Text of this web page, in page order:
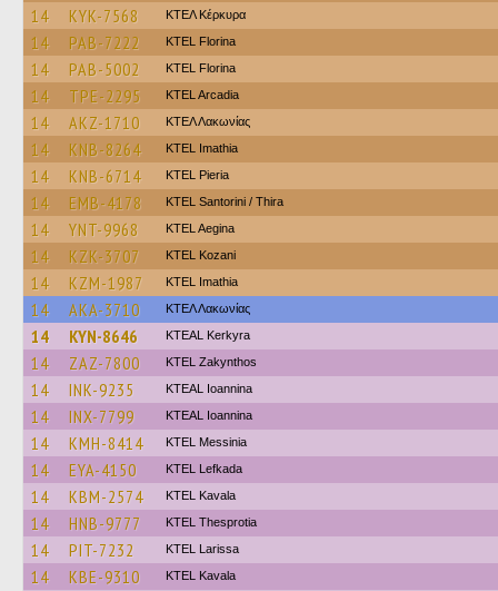
14 KYK-7568 ΚΤΕΛ Κέρκυρα
14 PAB-7222 KTEL Florina
14 PAB-5002 KTEL Florina
14 TPE-2295 KTEL Arcadia
14 AKZ-1710 ΚΤΕΛ Λακωνίας
14 KNB-8264 KTEL Imathia
14 KNB-6714 KTEL Pieria
14 EMB-4178 KTEL Santorini / Thira
14 YNT-9968 KTEL Aegina
14 KZK-3707 ΚΤΕL Kozani
14 KZM-1987 KTEL Imathia
14 AKA-3710 ΚΤΕΛ Λακωνίας
14 KYN-8646 KTEAL Kerkyra
14 ZAZ-7800 KTEL Zakynthos
14 INK-9235 KTEAL Ioannina
14 INX-7799 KTEAL Ioannina
14 KMH-8414 KTEL Messinia
14 EYA-4150 KTEL Lefkada
14 KBM-2574 KTEL Kavala
14 HNB-9777 KTEL Thesprotia
14 PIT-7232 KTEL Larissa
14 KBE-9310 KTEL Kavala